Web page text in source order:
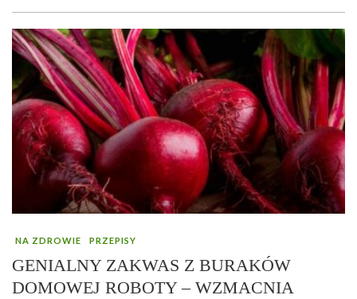
NA ZDROWIE PRZEPISY
GENIALNY ZAKWAS Z BURAKÓW
DOMOWEJ ROBOTY – WZMACNIA